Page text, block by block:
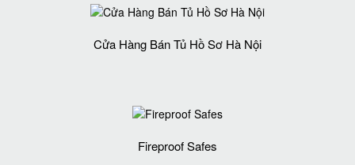
Cửa Hàng Bán Tủ Hồ Sơ Hà Nội
Fireproof Safes